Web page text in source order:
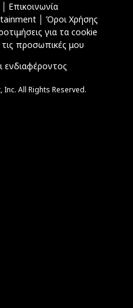
Επικοινωνία
Όροι Χρήσης
για τα cookie
προσωπικές μου
ενδιαφέροντος
All Rights Reserved.